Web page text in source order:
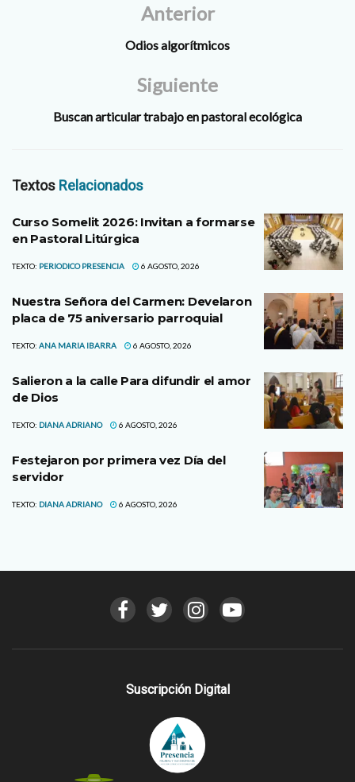
Anterior
Odios algorítmicos
Siguiente
Buscan articular trabajo en pastoral ecológica
Textos Relacionados
Curso Somelit 2026: Invitan a formarse
en Pastoral Litúrgica
TEXTO: PERIODICO PRESENCIA 6 AGOSTO, 2026
Nuestra Señora del Carmen: Develaron
placa de 75 aniversario parroquial
TEXTO: ANA MARIA IBARRA 6 AGOSTO, 2026
Salieron a la calle Para difundir el amor
de Dios
TEXTO: DIANA ADRIANO 6 AGOSTO, 2026
Festejaron por primera vez Día del
servidor
TEXTO: DIANA ADRIANO 6 AGOSTO, 2026
Suscripción Digital